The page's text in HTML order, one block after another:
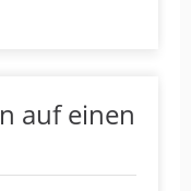
auf einen